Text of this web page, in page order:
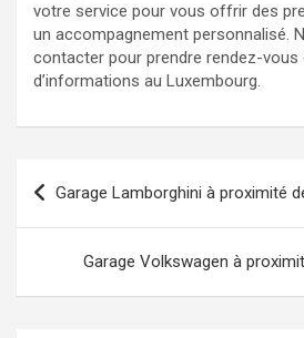
votre service pour vous offrir des
un accompagnement personnalisé.
contacter pour prendre rendez-vous
d’informations au Luxembourg.
Navigation
de
l’article
Garage Lamborghini à proximité
Garage Volkswagen à